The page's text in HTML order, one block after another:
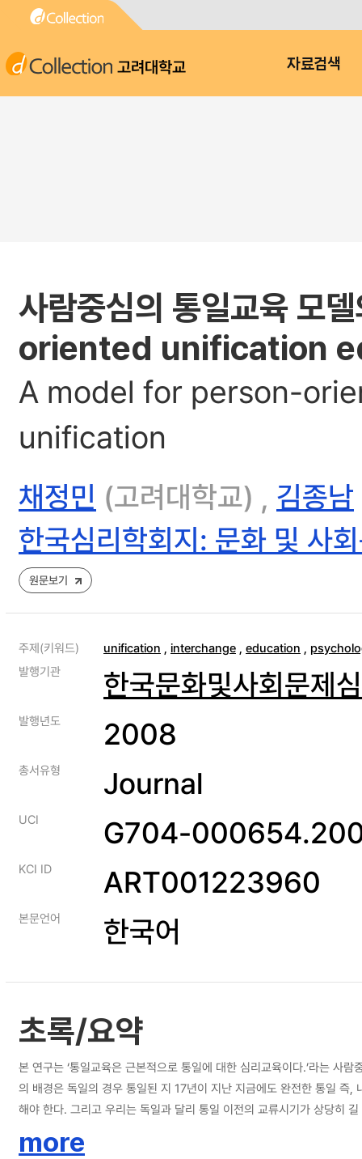
고려대학교 자료검색
사람중심의 통일교육
oriented unification
A model for person-
unification
채정민 (고려대학교) , 김종남
한국심리학회지: 문화 및 사
원문보기
주제(키워드) unification , interchange , education ,
발행기관
한국문화및사회문제
발행년도 2008
총서유형 Journal
UCI G704-
KCI ID ART001223960
본문언어 한국어
초록/요약
본 연구는 ‘통일교육은 근본적으로 통일에 대한 심리교육이다.’라는 사
의 배경은 독일의 경우 통일된 지 17년이 지난 지금에도 완전한 통일 즉
해야 한다. 그리고 우리는 독일과 달리 통일 이전의 교류시기가 상당히
more